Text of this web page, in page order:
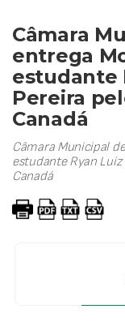
Câmara
entrega
estudante
Pereira
Canadá
Câmara Municipal
estudante Ryan
Canadá